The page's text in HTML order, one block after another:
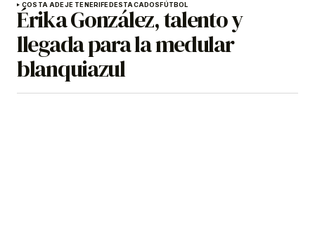
COSTA ADEJE TENERIFEDESTACADOSFÚTBOL
Érika González, talento y
llegada para la medular
blanquiazul